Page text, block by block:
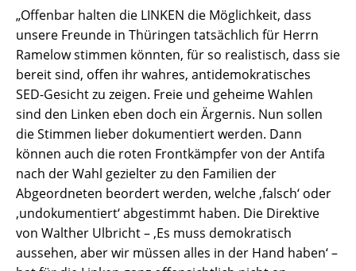
„Offenbar halten die LINKEN die Möglichkeit, dass
unsere Freunde in Thüringen tatsächlich für Herrn
Ramelow stimmen könnten, für so realistisch, dass sie
bereit sind, offen ihr wahres, antidemokratisches
SED-Gesicht zu zeigen. Freie und geheime Wahlen
sind den Linken eben doch ein Ärgernis. Nun sollen
die Stimmen lieber dokumentiert werden. Dann
können auch die roten Frontkämpfer von der Antifa
nach der Wahl gezielter zu den Familien der
Abgeordneten beordert werden, welche ‚falsch‘ oder
‚undokumentiert‘ abgestimmt haben. Die Direktive
von Walther Ulbricht – ‚Es muss demokratisch
aussehen, aber wir müssen alles in der Hand haben‘ –